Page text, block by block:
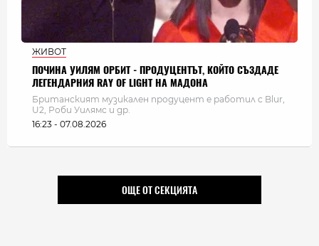
ЖИВОТ
ПОЧИНА УИЛЯМ ОРБИТ - ПРОДУЦЕНТЪТ, КОЙТО СЪЗДАДЕ
ЛЕГЕНДАРНИЯ RAY OF LIGHT НА МАДОНА
Британският музикален продуцент е работил с Blur,
U2, Роби Уилямс и др.
16:23 - 07.08.2026
ОЩЕ ОТ СЕКЦИЯТА